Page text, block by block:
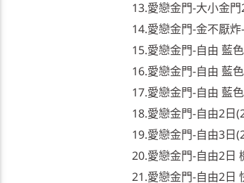
13.愛戀金門-大小金
14.愛戀金門-金不厭
15.愛戀金門-自由 藍
16.愛戀金門-自由 藍
17.愛戀金門-自由 藍
18.愛戀金門-自由2日
19.愛戀金門-自由3日
20.愛戀金門-自由2日
21.愛戀金門-自由2日